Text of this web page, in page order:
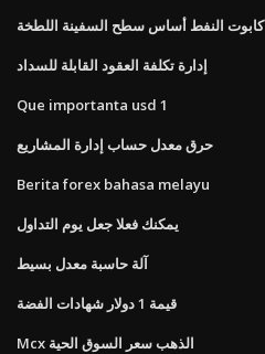
كابوت النفط أساس سطح السفينة اللطخة
إدارة تكلفة العقود القابلة للسداد
Que importanta usd 1
حرق معدل حساب إدارة المشاريع
Berita forex bahasa melayu
يمكنك فعلا جعل يوم التداول
آلة حاسبة معدل بسيط
قيمة 1 دولار شهادات الفضة
Mcx الذهب سعر السوق الحية